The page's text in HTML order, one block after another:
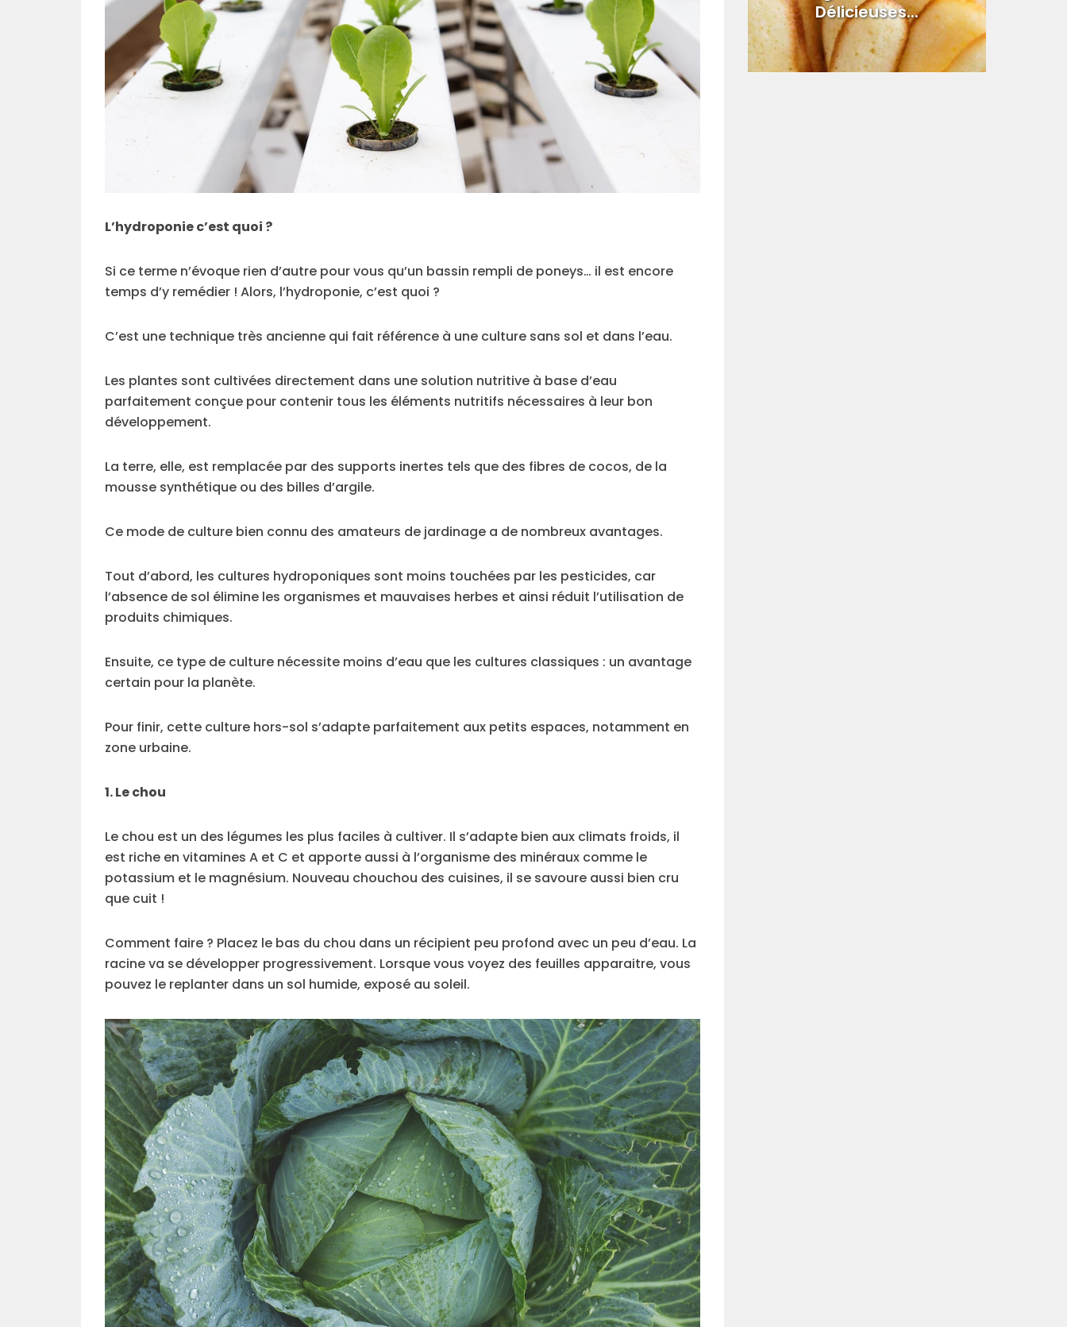
L’hydroponie c’est quoi ?
Si ce terme n’évoque rien d’autre pour vous qu’un bassin rempli de poneys… il est encore
temps d’y remédier ! Alors, l’hydroponie, c’est quoi ?
C’est une technique très ancienne qui fait référence à une culture sans sol et dans l’eau.
Les plantes sont cultivées directement dans une solution nutritive à base d’eau
parfaitement conçue pour contenir tous les éléments nutritifs nécessaires à leur bon
développement.
La terre, elle, est remplacée par des supports inertes tels que des fibres de cocos, de la
mousse synthétique ou des billes d’argile.
Ce mode de culture bien connu des amateurs de jardinage a de nombreux avantages.
Tout d’abord, les cultures hydroponiques sont moins touchées par les pesticides, car
l’absence de sol élimine les organismes et mauvaises herbes et ainsi réduit l’utilisation de
produits chimiques.
Ensuite, ce type de culture nécessite moins d’eau que les cultures classiques : un avantage
certain pour la planète.
Pour finir, cette culture hors-sol s’adapte parfaitement aux petits espaces, notamment en
zone urbaine.
1. Le chou
Le chou est un des légumes les plus faciles à cultiver. Il s’adapte bien aux climats froids, il
est riche en vitamines A et C et apporte aussi à l’organisme des minéraux comme le
potassium et le magnésium. Nouveau chouchou des cuisines, il se savoure aussi bien cru
que cuit !
Comment faire ? Placez le bas du chou dans un récipient peu profond avec un peu d’eau. La
racine va se développer progressivement. Lorsque vous voyez des feuilles apparaitre, vous
pouvez le replanter dans un sol humide, exposé au soleil.
Délicieuses...